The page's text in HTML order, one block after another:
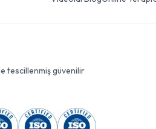
tescillenmiş güvenilir